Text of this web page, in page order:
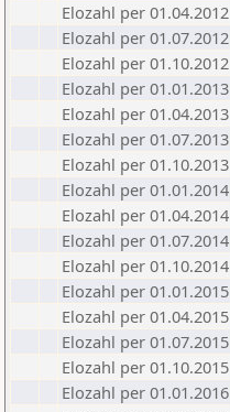
Elozahl per 01.04.2012
Elozahl per 01.07.2012
Elozahl per 01.10.2012
Elozahl per 01.01.2013
Elozahl per 01.04.2013
Elozahl per 01.07.2013
Elozahl per 01.10.2013
Elozahl per 01.01.2014
Elozahl per 01.04.2014
Elozahl per 01.07.2014
Elozahl per 01.10.2014
Elozahl per 01.01.2015
Elozahl per 01.04.2015
Elozahl per 01.07.2015
Elozahl per 01.10.2015
Elozahl per 01.01.2016